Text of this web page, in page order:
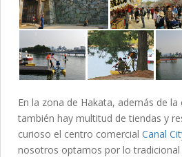
En la zona de Hakata, además de
también hay multitud de tiendas y
curioso el centro comercial Canal
nosotros optamos por lo tradicional